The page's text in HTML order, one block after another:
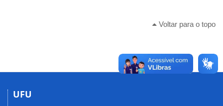
Voltar para o topo
UFU